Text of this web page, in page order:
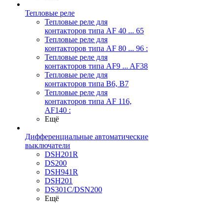
Тепловые реле
Тепловые реле для
контакторов типа AF 40 ... 65
Тепловые реле для
контакторов типа AF 80 ... 96 :
Тепловые реле для
контакторов типа AF9 ... AF38
Тепловые реле для
контакторов типа В6, В7
Тепловые реле для
контакторов типа AF 116,
AF140 :
Ещё
Дифференциальные автоматические
выключатели
DSH201R
DS200
DSH941R
DSH201
DS301C/DSN200
Ещё